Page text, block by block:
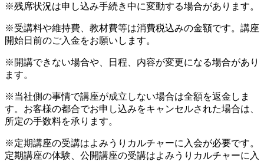
※残席状況は申し込み手続き中に変動する場合があります。
※受講料や維持費、教材費等は消費税込みの金額です。講座
開始日前のご入金をお願いします。
※開講できない場合や、日程、内容が変更になる場合があり
ます。
※当社側の事情で講座が成立しない場合は全額を返金しま
す。お客様の都合でお申し込みをキャンセルされた場合は、
所定の手数料を承ります。
※定期講座の受講はよみうりカルチャーに入会が必要です。
定期講座の体験、公開講座の受講はよみうりカルチャーに入